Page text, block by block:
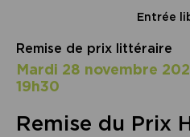
Entrée
Remise de prix littéraire
mardi 28 novembre
19h30
Remise du Prix